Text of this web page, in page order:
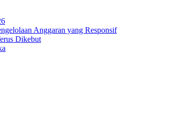
Anggaran yang Responsif
Dikebut